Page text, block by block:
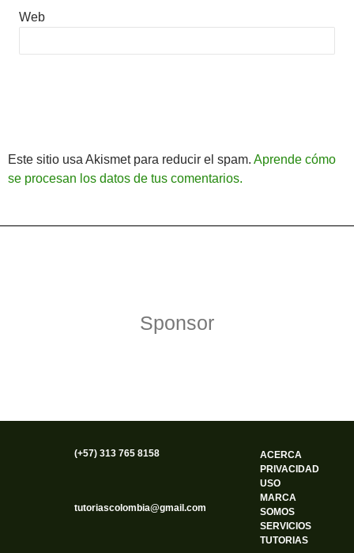
Web
Este sitio usa Akismet para reducir el spam. Aprende cómo
se procesan los datos de tus comentarios.
Sponsor
(+57) 313 765 8158
tutoriascolombia@gmail.com
ACERCA
PRIVACIDAD
USO
MARCA
SOMOS
SERVICIOS
TUTORIAS